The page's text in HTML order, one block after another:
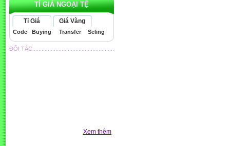
TỈ GIÁ NGOẠI TỆ
Tỉ Giá Giá Vàng
Code Buying Transfer Seling
ĐỐI TÁC.....................................................
Xem thêm